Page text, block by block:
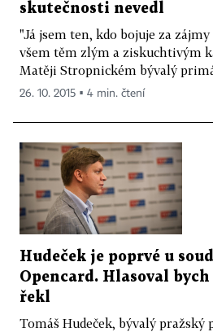
skutečnosti nevedl
"Já jsem ten, kdo bojuje za
všem těm zlým a ziskuchtivým
Matěji Stropnickém bývalý
26. 10. 2015 ▪ 4 min. čtení
Hudeček je poprvé u
Opencard. Hlasoval
řekl
Tomáš Hudeček, bývalý